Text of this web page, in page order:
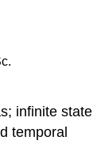
infinite state
temporal